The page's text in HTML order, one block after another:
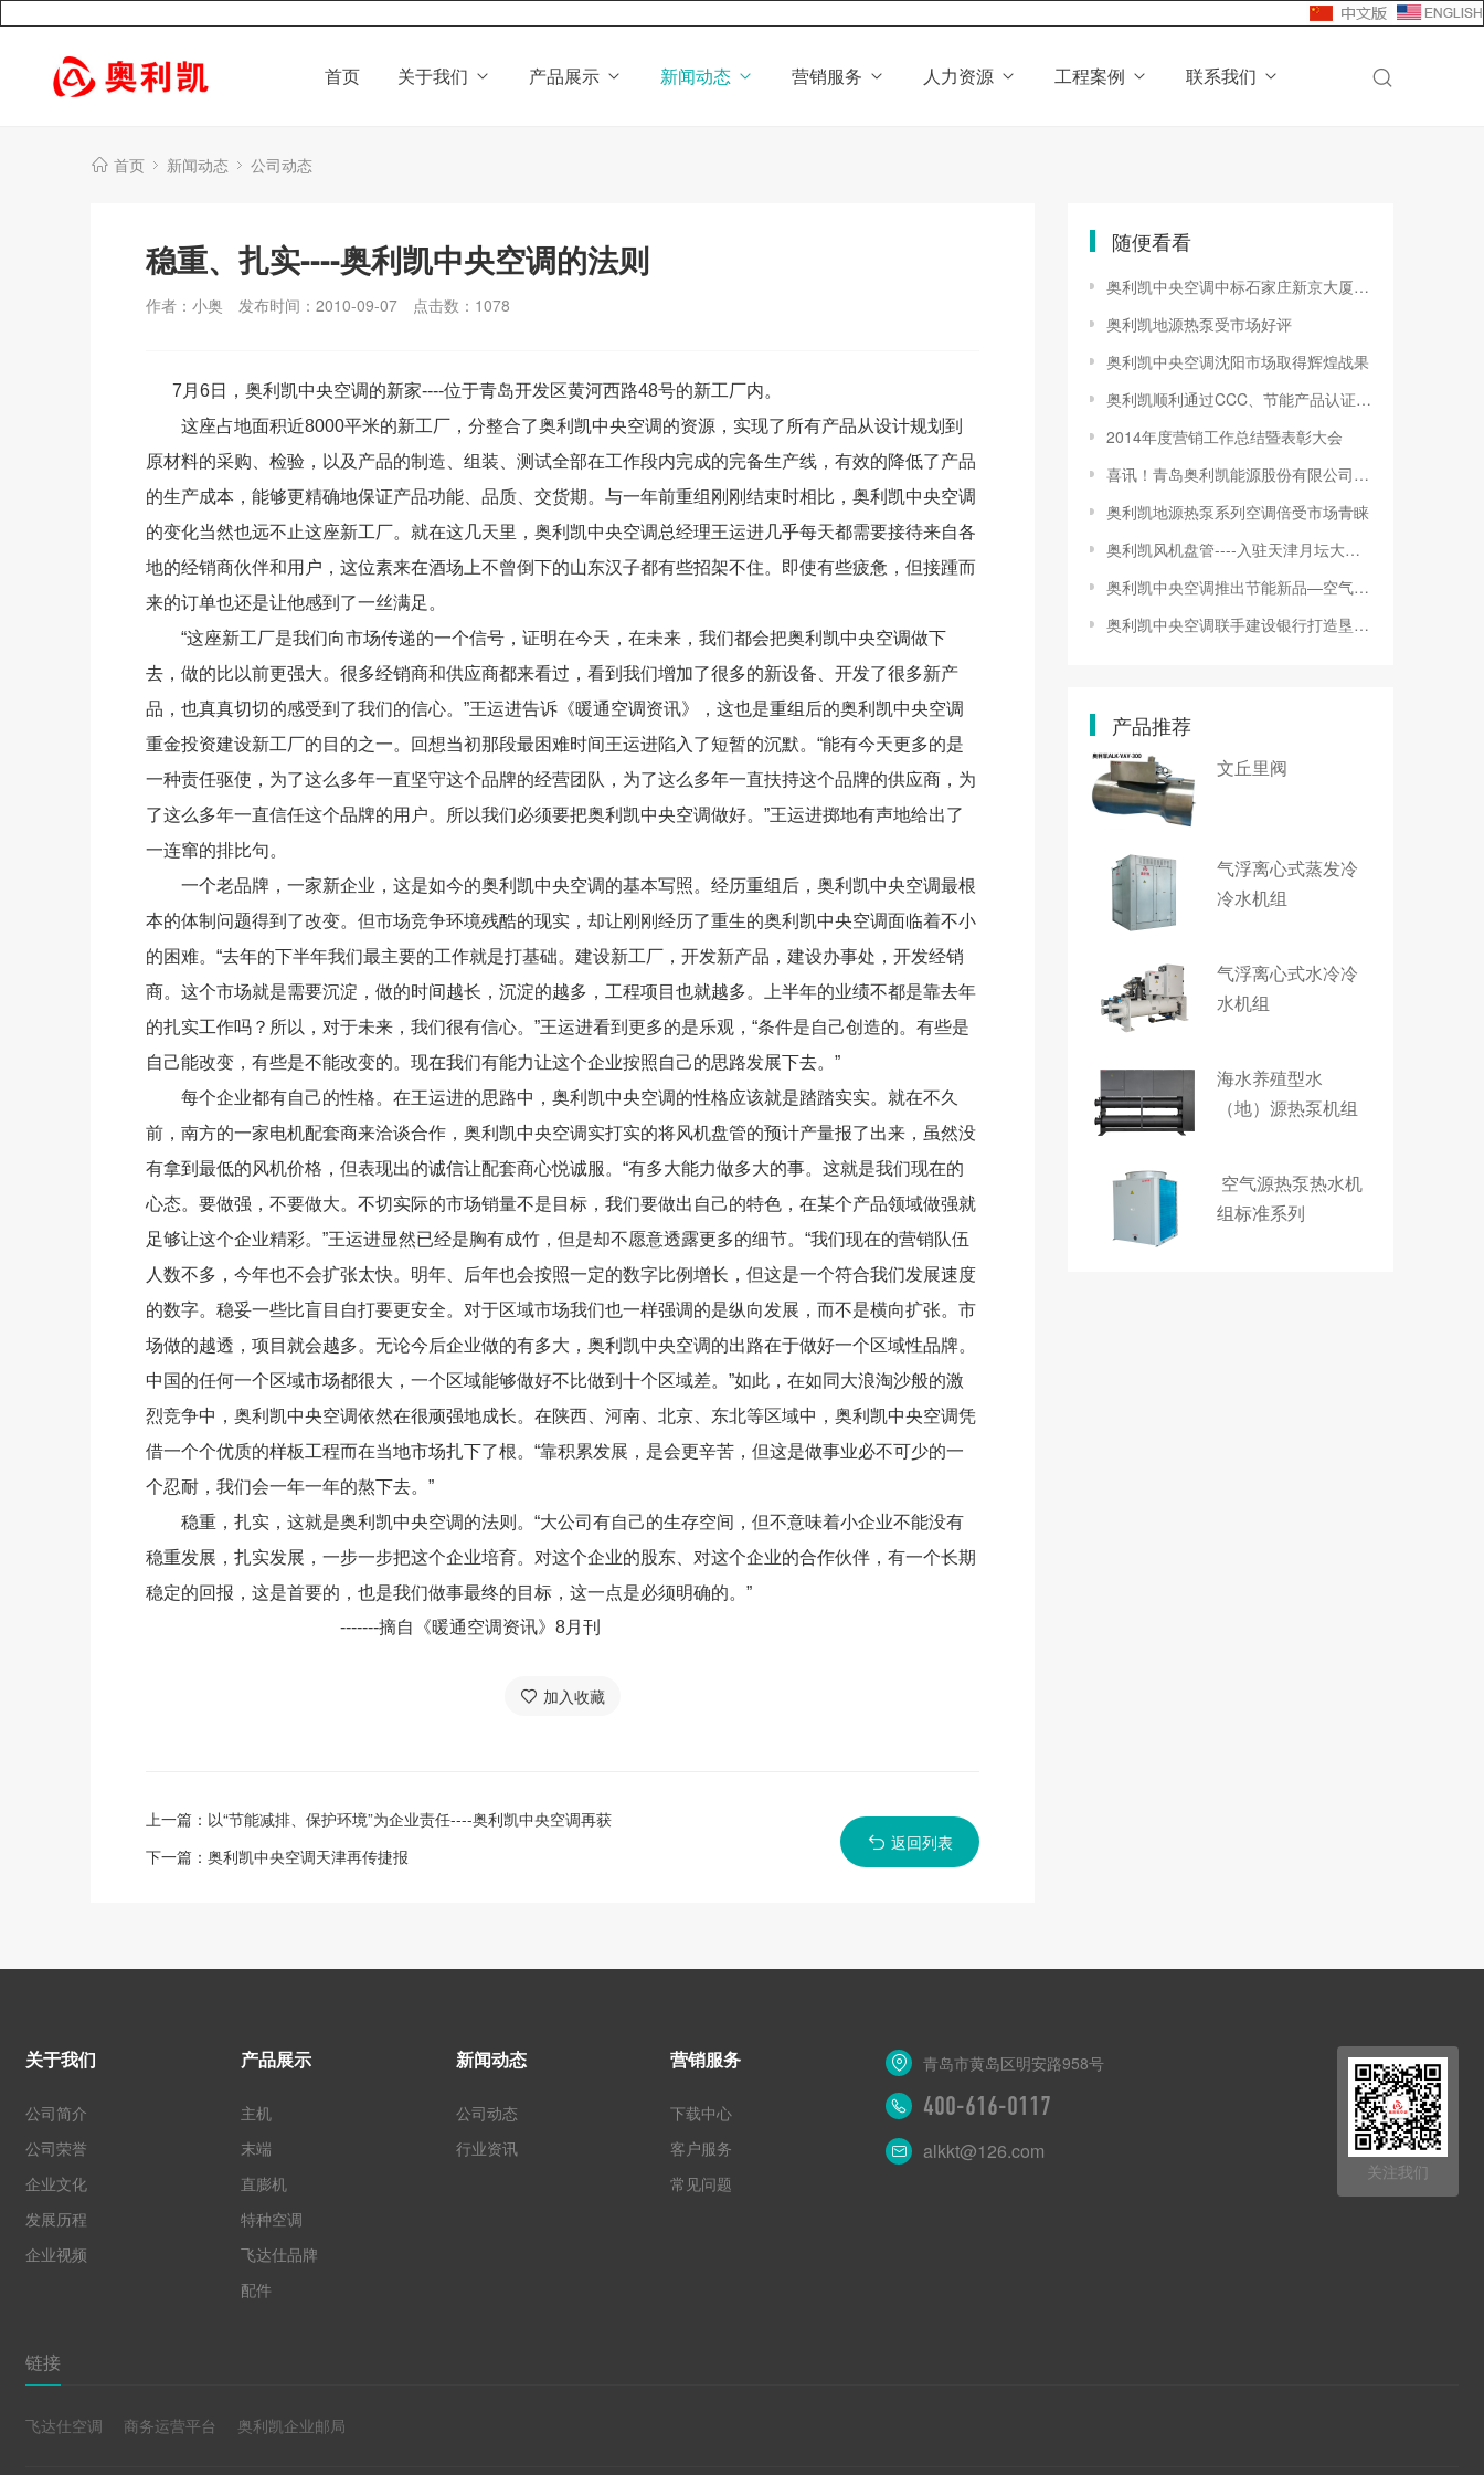
首页 关于我们 产品展示 新闻动态 营销服务 人力资源 工程案例 联系我们
首页 新闻动态 公司动态
稳重、扎实----奥利凯中央空调的法则
作者：小奥 发布时间：2010-09-07 点击数： 1078
7月6日，奥利凯中央空调的新家----位于青岛开发区黄河西路48号的新工厂内。
这座占地面积近8000平米的新工厂，分整合了奥利凯中央空调的资源，实现了所有产品从设计规划到
原材料的采购、检验，以及产品的制造、组装、测试全部在工作段内完成的完备生产线，有效的降低了产品
的生产成本，能够更精确地保证产品功能、品质、交货期。与一年前重组刚刚结束时相比，奥利凯中央空调
的变化当然也远不止这座新工厂。就在这几天里，奥利凯中央空调总经理王运进几乎每天都需要接待来自各
地的经销商伙伴和用户，这位素来在酒场上不曾倒下的山东汉子都有些招架不住。即使有些疲惫，但接踵而
来的订单也还是让他感到了一丝满足。
“这座新工厂是我们向市场传递的一个信号，证明在今天，在未来，我们都会把奥利凯中央空调做下
去，做的比以前更强大。很多经销商和供应商都来看过，看到我们增加了很多的新设备、开发了很多新产
品，也真真切切的感受到了我们的信心。”王运进告诉《暖通空调资讯》，这也是重组后的奥利凯中央空调
重金投资建设新工厂的目的之一。回想当初那段最困难时间王运进陷入了短暂的沉默。“能有今天更多的是
一种责任驱使，为了这么多年一直坚守这个品牌的经营团队，为了这么多年一直扶持这个品牌的供应商，为
了这么多年一直信任这个品牌的用户。所以我们必须要把奥利凯中央空调做好。”王运进掷地有声地给出了
一连窜的排比句。
一个老品牌，一家新企业，这是如今的奥利凯中央空调的基本写照。经历重组后，奥利凯中央空调最根
本的体制问题得到了改变。但市场竞争环境残酷的现实，却让刚刚经历了重生的奥利凯中央空调面临着不小
的困难。“去年的下半年我们最主要的工作就是打基础。建设新工厂，开发新产品，建设办事处，开发经销
商。这个市场就是需要沉淀，做的时间越长，沉淀的越多，工程项目也就越多。上半年的业绩不都是靠去年
的扎实工作吗？所以，对于未来，我们很有信心。”王运进看到更多的是乐观，“条件是自己创造的。有些是
自己能改变，有些是不能改变的。现在我们有能力让这个企业按照自己的思路发展下去。”
每个企业都有自己的性格。在王运进的思路中，奥利凯中央空调的性格应该就是踏踏实实。就在不久
前，南方的一家电机配套商来洽谈合作，奥利凯中央空调实打实的将风机盘管的预计产量报了出来，虽然没
有拿到最低的风机价格，但表现出的诚信让配套商心悦诚服。“有多大能力做多大的事。这就是我们现在的
心态。要做强，不要做大。不切实际的市场销量不是目标，我们要做出自己的特色，在某个产品领域做强就
足够让这个企业精彩。”王运进显然已经是胸有成竹，但是却不愿意透露更多的细节。“我们现在的营销队伍
人数不多，今年也不会扩张太快。明年、后年也会按照一定的数字比例增长，但这是一个符合我们发展速度
的数字。稳妥一些比盲目自打要更安全。对于区域市场我们也一样强调的是纵向发展，而不是横向扩张。市
场做的越透，项目就会越多。无论今后企业做的有多大，奥利凯中央空调的出路在于做好一个区域性品牌。
中国的任何一个区域市场都很大，一个区域能够做好不比做到十个区域差。”如此，在如同大浪淘沙般的激
烈竞争中，奥利凯中央空调依然在很顽强地成长。在陕西、河南、北京、东北等区域中，奥利凯中央空调凭
借一个个优质的样板工程而在当地市场扎下了根。“靠积累发展，是会更辛苦，但这是做事业必不可少的一
个忍耐，我们会一年一年的熬下去。”
稳重，扎实，这就是奥利凯中央空调的法则。“大公司有自己的生存空间，但不意味着小企业不能没有
稳重发展，扎实发展，一步一步把这个企业培育。对这个企业的股东、对这个企业的合作伙伴，有一个长期
稳定的回报，这是首要的，也是我们做事最终的目标，这一点是必须明确的。”
-------摘自《暖通空调资讯》8月刊
加入收藏
上一篇： 以“节能减排、保护环境”为企业责任----奥利凯中央空调再获
下一篇： 奥利凯中央空调天津再传捷报
返回列表
随便看看
奥利凯中央空调中标石家庄新京大厦改造工程
奥利凯地源热泵受市场好评
奥利凯中央空调沈阳市场取得辉煌战果
奥利凯顺利通过CCC、节能产品认证监督检查
2014年度营销工作总结暨表彰大会
喜讯！青岛奥利凯能源股份有限公司成功入库2024年科技型企业
奥利凯地源热泵系列空调倍受市场青睐
奥利凯风机盘管----入驻天津月坛大酒店
奥利凯中央空调推出节能新品—空气源热泵热水机组
奥利凯中央空调联手建设银行打造垦利地区新样板
产品推荐
文丘里阀
气浮离心式蒸发冷
冷水机组
气浮离心式水冷冷
水机组
海水养殖型水
（地）源热泵机组
空气源热泵热水机
组标准系列
关于我们
公司简介
公司荣誉
企业文化
发展历程
企业视频
产品展示
主机
末端
直膨机
特种空调
飞达仕品牌
配件
新闻动态
公司动态
行业资讯
营销服务
下载中心
客户服务
常见问题
青岛市黄岛区明安路958号
400-616-0117
alkkt@126.com
关注我们
链接
飞达仕空调 商务运营平台 奥利凯企业邮局